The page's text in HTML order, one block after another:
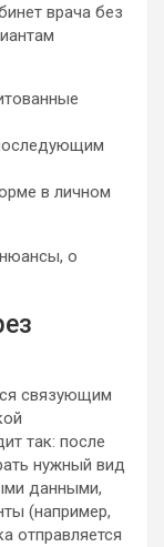
врача без
в личном
о
связующим
так: после
нужный вид
данными,
(например,
отправляется